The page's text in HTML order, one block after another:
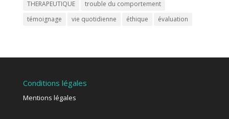
THERAPEUTIQUE
trouble du comportement
témoignage
vie quotidienne éthique évaluation
Conditions légales
Mentions légales